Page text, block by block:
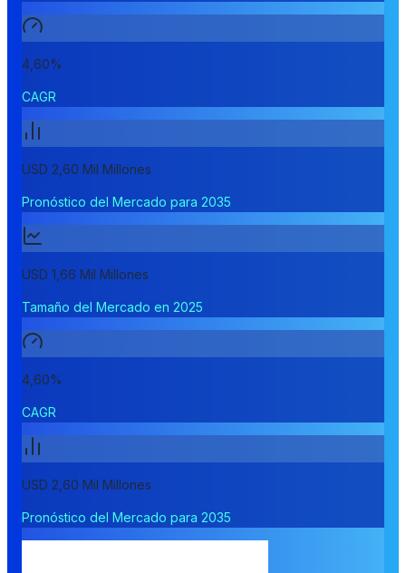
4,60%
CAGR
USD 2,60 Mil Millones
Pronóstico del Mercado para 2035
USD 1,66 Mil Millones
Tamaño del Mercado en 2025
4,60%
CAGR
USD 2,60 Mil Millones
Pronóstico del Mercado para 2035